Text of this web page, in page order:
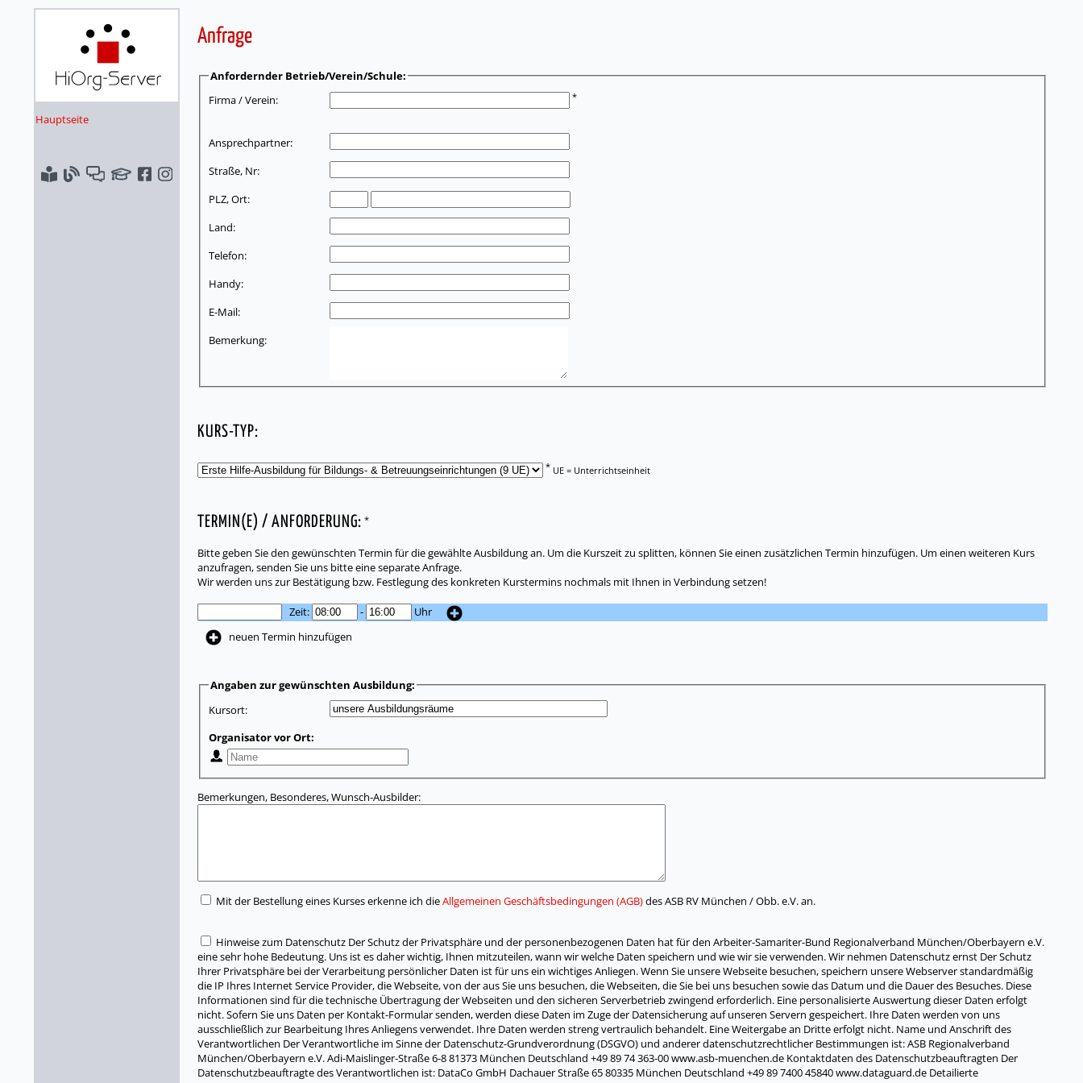
Hauptseite
Anfrage
Anfordernder Betrieb/Verein/Schule:
Firma / Verein:
*
Ansprechpartner:
Straße, Nr:
PLZ, Ort:
Land:
Telefon:
Handy:
E-Mail:
Bemerkung:
KURS-TYP:
* UE = Unterrichtseinheit
TERMIN(E) / ANFORDERUNG: *
Bitte geben Sie den gewünschten Termin für die gewählte Ausbildung an. Um die Kurszeit zu splitten, können Sie einen zusätzlichen Termin hinzufügen. Um einen weiteren Kurs
anzufragen, senden Sie uns bitte eine separate Anfrage.
Wir werden uns zur Bestätigung bzw. Festlegung des konkreten Kurstermins nochmals mit Ihnen in Verbindung setzen!
Zeit: -
Uhr
neuen Termin hinzufügen
Angaben zur gewünschten Ausbildung:
Kursort:
Organisator vor Ort:
Bemerkungen, Besonderes, Wunsch-Ausbilder:
Mit der Bestellung eines Kurses erkenne ich dieAllgemeinen Geschäftsbedingungen (AGB)des ASB RV München / Obb. e.V. an.
Hinweise zum Datenschutz Der Schutz der Privatsphäre und der personenbezogenen Daten hat für den Arbeiter-Samariter-Bund Regionalverband München/Oberbayern e.V.
eine sehr hohe Bedeutung. Uns ist es daher wichtig, Ihnen mitzuteilen, wann wir welche Daten speichern und wie wir sie verwenden. Wir nehmen Datenschutz ernst Der Schutz
Ihrer Privatsphäre bei der Verarbeitung persönlicher Daten ist für uns ein wichtiges Anliegen. Wenn Sie unsere Webseite besuchen, speichern unsere Webserver standardmäßig
die IP Ihres Internet Service Provider, die Webseite, von der aus Sie uns besuchen, die Webseiten, die Sie bei uns besuchen sowie das Datum und die Dauer des Besuches. Diese
Informationen sind für die technische Übertragung der Webseiten und den sicheren Serverbetrieb zwingend erforderlich. Eine personalisierte Auswertung dieser Daten erfolgt
nicht. Sofern Sie uns Daten per Kontakt-Formular senden, werden diese Daten im Zuge der Datensicherung auf unseren Servern gespeichert. Ihre Daten werden von uns
ausschließlich zur Bearbeitung Ihres Anliegens verwendet. Ihre Daten werden streng vertraulich behandelt. Eine Weitergabe an Dritte erfolgt nicht. Name und Anschrift des
Verantwortlichen Der Verantwortliche im Sinne der Datenschutz-Grundverordnung (DSGVO) und anderer datenschutzrechtlicher Bestimmungen ist: ASB Regionalverband
München/Oberbayern e.V. Adi-Maislinger-Straße 6-8 81373 München Deutschland +49 89 74 363-00 www.asb-muenchen.de Kontaktdaten des Datenschutzbeauftragten Der
Datenschutzbeauftragte des Verantwortlichen ist: DataCo GmbH Dachauer Straße 65 80335 München Deutschland +49 89 7400 45840 www.dataguard.de Detailierte